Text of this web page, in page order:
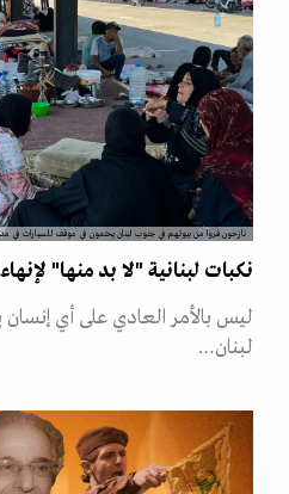
نازحون فروا من بيوتهم في جنوب لبنان يحتمون في موقف للسيارات في مدينة صيدا
نكبات لبنانية "لا بد منها"
ليس بالأمر العادي على أي
لبنان…